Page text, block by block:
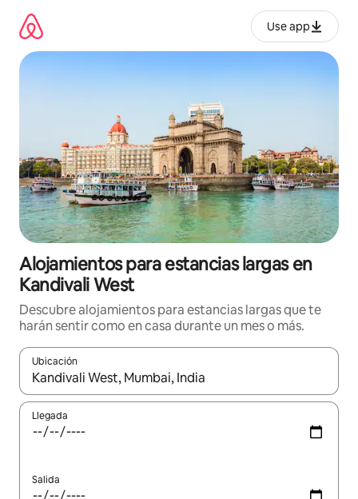
contenido
Use app
Alojamientos para estancias largas en
Kandivali West
Descubre alojamientos para estancias largas que te
harán sentir como en casa durante un mes o más.
Ubicación
Cuando los resultados estén disponibles, podrás navegar
Llegada
Salida